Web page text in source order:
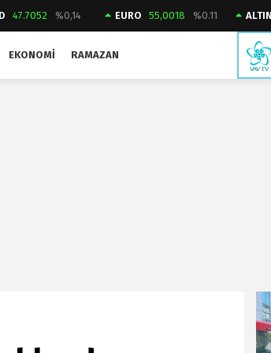
47.7052 %0,14 EURO 55,0018 %0.11 ALTIN
EKONOMI RAMAZAN